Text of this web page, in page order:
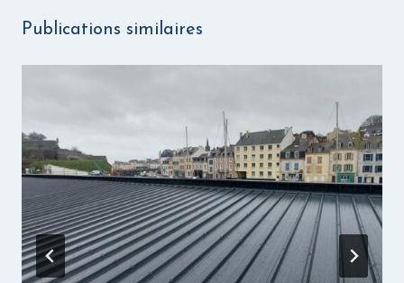
Publications similaires